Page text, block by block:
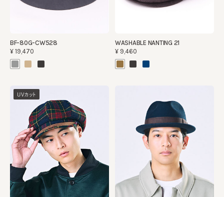
BF-80G-CW528
¥19,470
WASHABLE NANTING 21
¥9,460
UVカット